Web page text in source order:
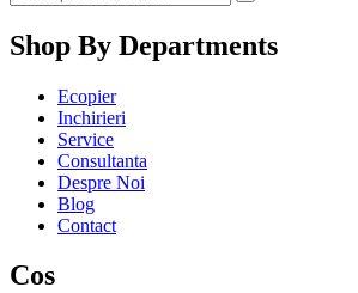
Shop By Departments
Ecopier
Inchirieri
Service
Consultanta
Despre Noi
Blog
Contact
Cos